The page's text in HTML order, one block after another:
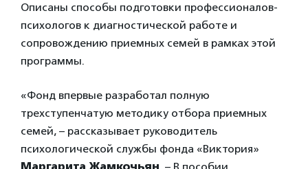
Описаны способы подготовки профессионалов-
психологов к диагностической работе и
сопровождению приемных семей в рамках этой
программы.
«Фонд впервые разработал полную
трехступенчатую методику отбора приемных
семей, – рассказывает руководитель
психологической службы фонда «Виктория»